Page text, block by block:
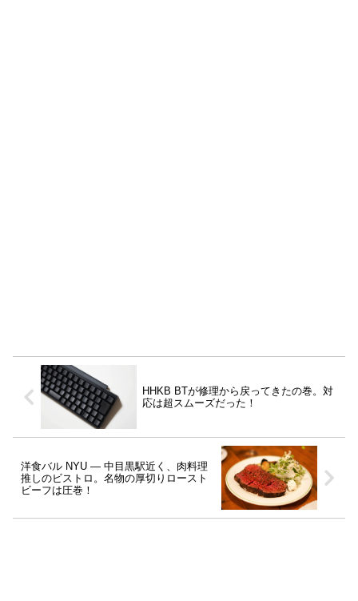
HHKB BTが修理から戻ってきたの巻。対
応は超スムーズだった！
洋食バル NYU ― 中目黒駅近く、肉料理
推しのビストロ。名物の厚切りロースト
ビーフは圧巻！